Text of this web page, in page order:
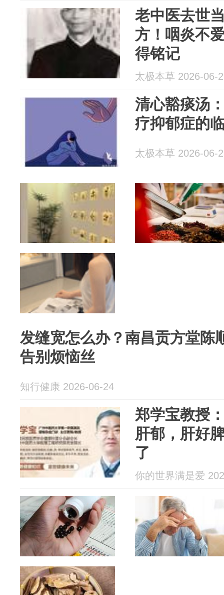
老中医去世
方！咽炎不
得铭记
太极本草 2026-06-
清心豁痰汤
疗抑郁症的
太极本草 2026-06-
发缝宽怎么办？南昌贡方堂陈
告别烦恼丝
知行健康 2026-06-24
郑学宝教授
肝郁，肝好
了
你的世界满是爱